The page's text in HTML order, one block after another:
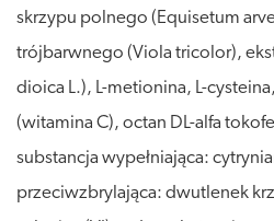
skrzypu polnego (Equisetum
trójbarwnego (Viola tricolor),
dioica L.), L-metionina, L-
(witamina C), octan DL-alfa
substancja wypełniająca:
przeciwzbrylająca: dwutlenek